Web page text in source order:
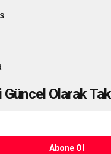
Güncel Olarak
Abone Ol